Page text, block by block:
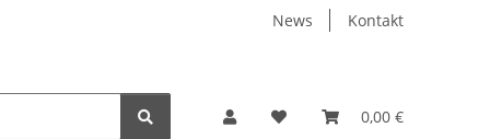
News Kontakt
0,00 €